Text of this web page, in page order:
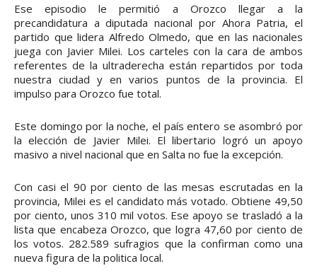
Ese episodio le permitió a Orozco llegar a la
precandidatura a diputada nacional por Ahora Patria, el
partido que lidera Alfredo Olmedo, que en las nacionales
juega con Javier Milei. Los carteles con la cara de ambos
referentes de la ultraderecha están repartidos por toda
nuestra ciudad y en varios puntos de la provincia. El
impulso para Orozco fue total.
Este domingo por la noche, el país entero se asombró por
la elección de Javier Milei. El libertario logró un apoyo
masivo a nivel nacional que en Salta no fue la excepción.
Con casi el 90 por ciento de las mesas escrutadas en la
provincia, Milei es el candidato más votado. Obtiene 49,50
por ciento, unos 310 mil votos. Ese apoyo se trasladó a la
lista que encabeza Orozco, que logra 47,60 por ciento de
los votos. 282.589 sufragios que la confirman como una
nueva figura de la politica local.